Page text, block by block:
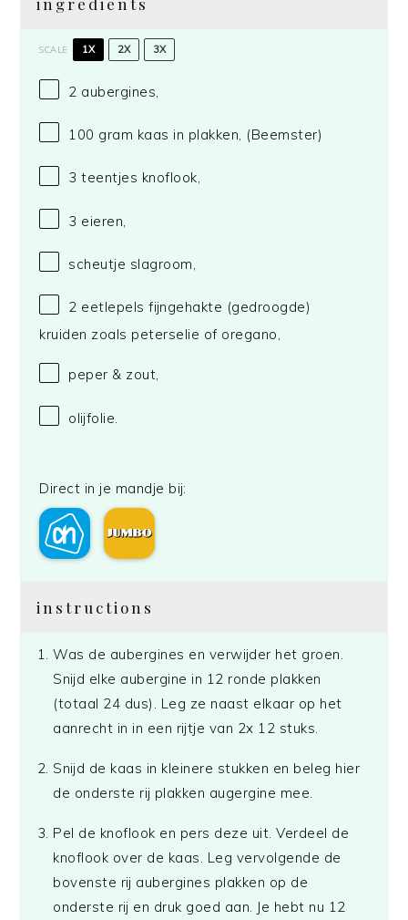
SCALE 1X 2X 3X
2 aubergines,
100 gram kaas in plakken, (Beemster)
3 teentjes knoflook,
3 eieren,
scheutje slagroom,
2 eetlepels fijngehakte (gedroogde)
kruiden zoals peterselie of oregano,
peper & zout,
olijfolie.
Direct in je mandje bij:
instructions
Was de aubergines en verwijder het groen.
Snijd elke aubergine in 12 ronde plakken
(totaal 24 dus). Leg ze naast elkaar op het
aanrecht in in een rijtje van 2x 12 stuks.
Snijd de kaas in kleinere stukken en beleg hier
de onderste rij plakken augergine mee.
Pel de knoflook en pers deze uit. Verdeel de
knoflook over de kaas. Leg vervolgende de
bovenste rij aubergines plakken op de
onderste rij en druk goed aan. Je hebt nu 12